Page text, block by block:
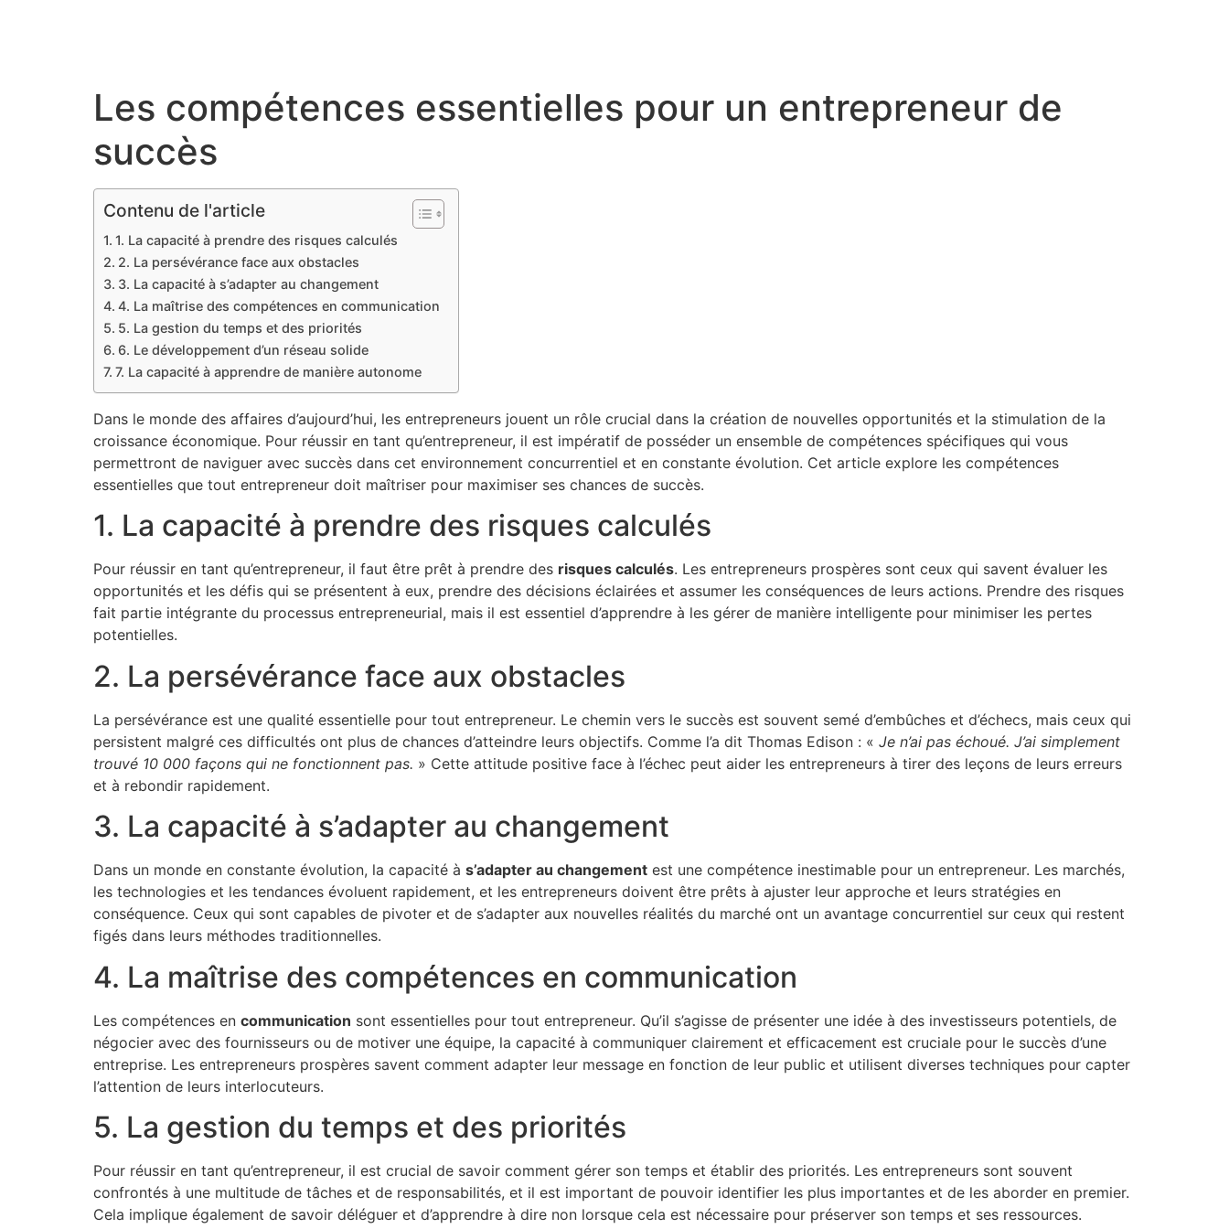
Les compétences essentielles pour un entrepreneur de
succès
Contenu de l'article
1. La capacité à prendre des risques calculés
2. La persévérance face aux obstacles
3. La capacité à s’adapter au changement
4. La maîtrise des compétences en communication
5. La gestion du temps et des priorités
6. Le développement d’un réseau solide
7. La capacité à apprendre de manière autonome
Dans le monde des affaires d’aujourd’hui, les entrepreneurs jouent un rôle crucial dans la création de nouvelles opportunités et la stimulation de la
croissance économique. Pour réussir en tant qu’entrepreneur, il est impératif de posséder un ensemble de compétences spécifiques qui vous
permettront de naviguer avec succès dans cet environnement concurrentiel et en constante évolution. Cet article explore les compétences
essentielles que tout entrepreneur doit maîtriser pour maximiser ses chances de succès.
1. La capacité à prendre des risques calculés
Pour réussir en tant qu’entrepreneur, il faut être prêt à prendre des risques calculés. Les entrepreneurs prospères sont ceux qui savent évaluer les
opportunités et les défis qui se présentent à eux, prendre des décisions éclairées et assumer les conséquences de leurs actions. Prendre des risques
fait partie intégrante du processus entrepreneurial, mais il est essentiel d’apprendre à les gérer de manière intelligente pour minimiser les pertes
potentielles.
2. La persévérance face aux obstacles
La persévérance est une qualité essentielle pour tout entrepreneur. Le chemin vers le succès est souvent semé d’embûches et d’échecs, mais ceux qui
persistent malgré ces difficultés ont plus de chances d’atteindre leurs objectifs. Comme l’a dit Thomas Edison : « Je n’ai pas échoué. J’ai simplement
trouvé 10 000 façons qui ne fonctionnent pas. » Cette attitude positive face à l’échec peut aider les entrepreneurs à tirer des leçons de leurs erreurs
et à rebondir rapidement.
3. La capacité à s’adapter au changement
Dans un monde en constante évolution, la capacité à s’adapter au changement est une compétence inestimable pour un entrepreneur. Les marchés,
les technologies et les tendances évoluent rapidement, et les entrepreneurs doivent être prêts à ajuster leur approche et leurs stratégies en
conséquence. Ceux qui sont capables de pivoter et de s’adapter aux nouvelles réalités du marché ont un avantage concurrentiel sur ceux qui restent
figés dans leurs méthodes traditionnelles.
4. La maîtrise des compétences en communication
Les compétences en communication sont essentielles pour tout entrepreneur. Qu’il s’agisse de présenter une idée à des investisseurs potentiels, de
négocier avec des fournisseurs ou de motiver une équipe, la capacité à communiquer clairement et efficacement est cruciale pour le succès d’une
entreprise. Les entrepreneurs prospères savent comment adapter leur message en fonction de leur public et utilisent diverses techniques pour capter
l’attention de leurs interlocuteurs.
5. La gestion du temps et des priorités
Pour réussir en tant qu’entrepreneur, il est crucial de savoir comment gérer son temps et établir des priorités. Les entrepreneurs sont souvent
confrontés à une multitude de tâches et de responsabilités, et il est important de pouvoir identifier les plus importantes et de les aborder en premier.
Cela implique également de savoir déléguer et d’apprendre à dire non lorsque cela est nécessaire pour préserver son temps et ses ressources.